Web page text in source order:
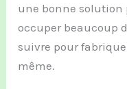
une bonne solution
occuper beaucoup
suivre pour
même.